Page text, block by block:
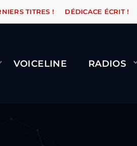
WARÉTRO ORANGE ROAD QUI
TITRES ! DÉDICACE ÉCRIT !
VOICELINE RADIOS